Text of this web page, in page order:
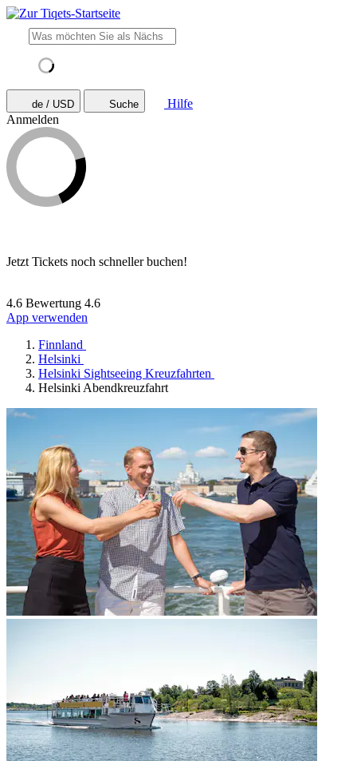
de / USD Suche
Hilfe
Anmelden
Jetzt Tickets noch schneller buchen!
4.6 Bewertung 4.6
App verwenden
Finnland
Helsinki
Helsinki Sightseeing Kreuzfahrten
Helsinki Abendkreuzfahrt